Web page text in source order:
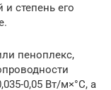
степень его
пеноплекс,
0,05 Вт/м×°С, а